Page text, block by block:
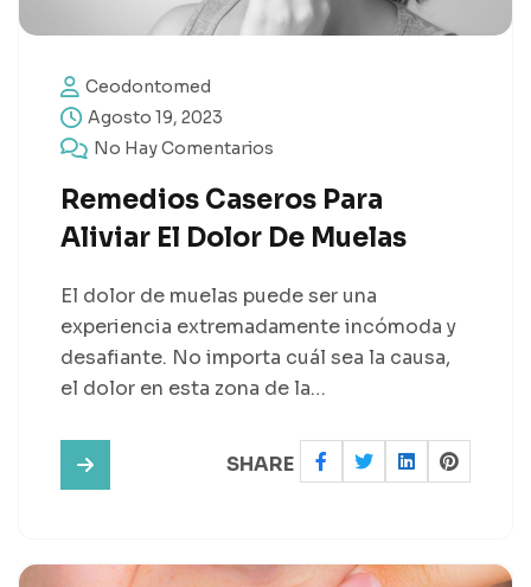
Ceodontomed
Agosto 19, 2023
No Hay Comentarios
Remedios Caseros Para
Aliviar El Dolor De Muelas
El dolor de muelas puede ser una
experiencia extremadamente incómoda y
desafiante. No importa cuál sea la causa,
el dolor en esta zona de la…
SHARE